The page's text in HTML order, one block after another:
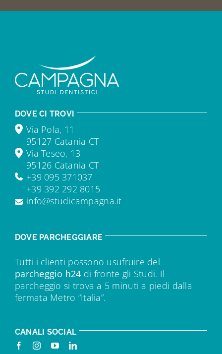
DOVE CI TROVI
Via Pola, 11
95127 Catania CT
Via Teseo, 13
95126 Catania CT
+39 095 371037
+39 392 292 8015
info@studicampagna.it
DOVE PARCHEGGIARE
Tutti i clienti possono usufruire del
parcheggio h24 di fronte gli Studi. Il
parcheggio si trova a 5 minuti a piedi dalla
fermata Metro “Italia”.
CANALI SOCIAL